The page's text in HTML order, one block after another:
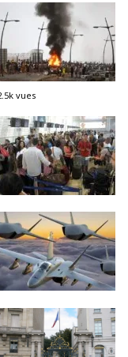
vues